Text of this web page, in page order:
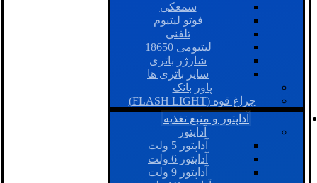
سمعکی
فوتو لیتیوم
تلفنی
لیتیومی 18650
شارژر باتری
سایر باتری ها
پاور بانک
چراغ قوه (FLASH LIGHT)
آداپتور و منبع تغذیه
آداپتور
آداپتور 5 ولت
آداپتور 6 ولت
آداپتور 9 ولت